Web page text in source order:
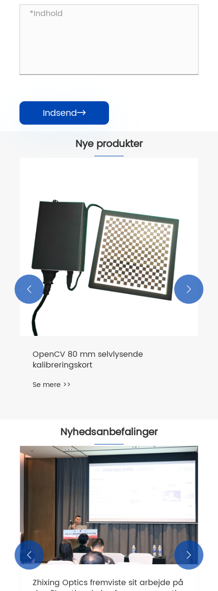
Indsend
Nye produkter
OpenCV 80 mm selvlysende
kalibreringskort
Se mere >>
 
Nyhedsanbefalinger
Zhixing Optics fremviste sit arbejde på
 